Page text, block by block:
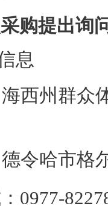
购提出询
息
海西州群众
德令哈市格
0977-